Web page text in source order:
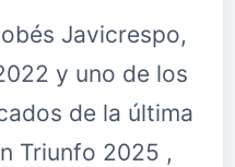
Javicrespo,
y uno de los
de la última
Triunfo 2025 ,